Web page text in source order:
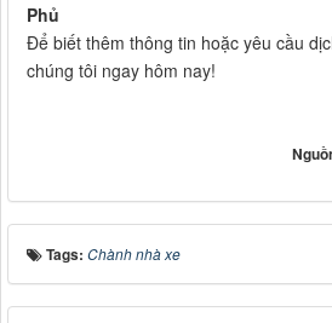
Phủ
Để biết thêm thông tin hoặc yêu cầu
chúng tôi ngay hôm nay!
Tags: Chành nhà xe